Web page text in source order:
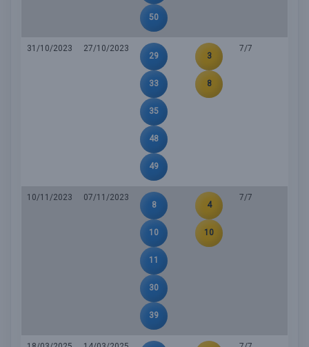
50
31/10/2023
27/10/2023
29
33
35
48
49
3
8
7/7
10/11/2023
07/11/2023
8
10
11
30
39
4
10
7/7